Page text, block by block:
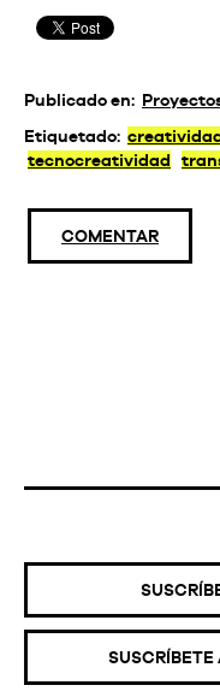
Publicado en:
Etiquetado:
tecnocreatividad
COMENTAR
SUSCRÍBETE